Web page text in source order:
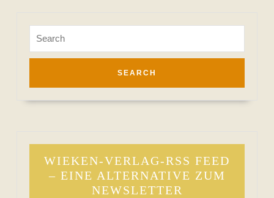
for:
WIEKEN-VERLAG-RSS FEED
– EINE ALTERNATIVE ZUM
NEWSLETTER